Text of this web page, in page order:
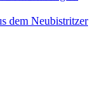
dem Neubistritzer